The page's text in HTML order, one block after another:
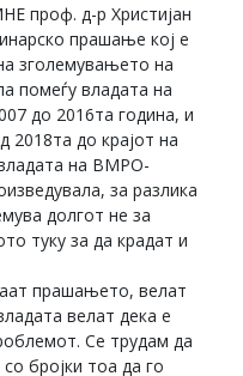
проф. д-р Христијан
прашање кој е
зголемувањето на
помеѓу владата на
до 2016та година, и
до крајот на
владата на ВМРО-
за разлика
долгот не за
туку за да крадат и
прашањето, велат
велат дека е
Се трудам да
бројки тоа да го